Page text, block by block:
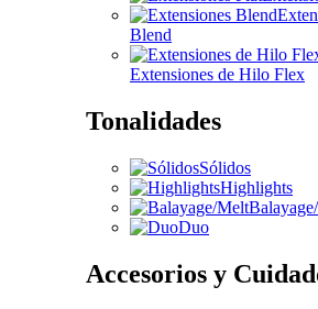
Blend
Extensiones de Hilo Flex
Tonalidades
Sólidos
Highlights
Duo
Accesorios y